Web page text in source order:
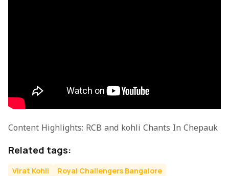
Content Highlights: RCB and kohli Chants In Chepauk
Related tags:
Virat Kohli
Royal Challengers Bangalore